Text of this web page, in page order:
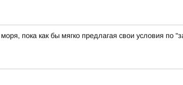
пока как бы мягко предлагая свои условия по